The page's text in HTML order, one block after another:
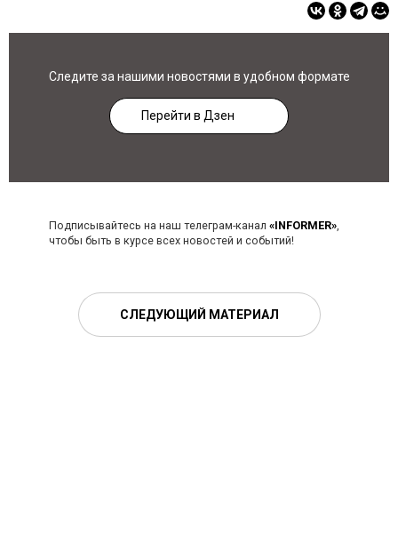
Следите за нашими новостями в удобном формате
Перейти в Дзен
Подписывайтесь на наш телеграм-канал «INFORMER»,
чтобы быть в курсе всех новостей и событий!
СЛЕДУЮЩИЙ МАТЕРИАЛ